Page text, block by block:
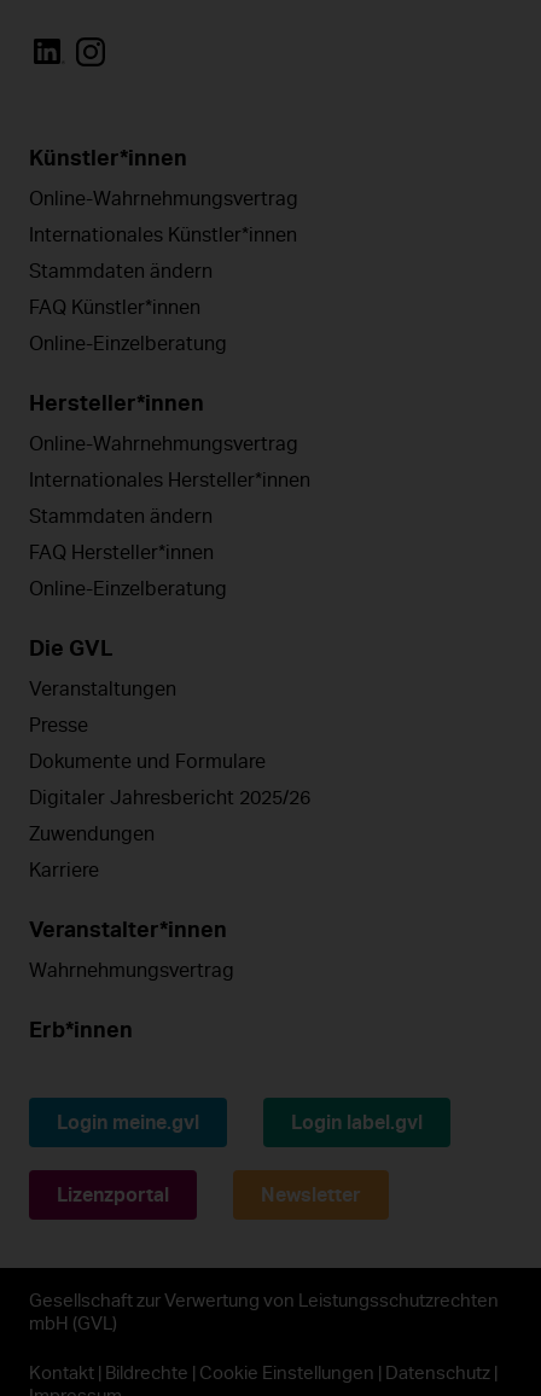
Künstler*innen
Online-Wahrnehmungsvertrag
Internationales Künstler*innen
Stammdaten ändern
FAQ Künstler*innen
Online-Einzelberatung
Hersteller*innen
Online-Wahrnehmungsvertrag
Internationales Hersteller*innen
Stammdaten ändern
FAQ Hersteller*innen
Online-Einzelberatung
Die GVL
Veranstaltungen
Presse
Dokumente und Formulare
Digitaler Jahresbericht 2025/26
Zuwendungen
Karriere
Veranstalter*innen
Wahrnehmungsvertrag
Erb*innen
Login meine.gvl Login label.gvl
Lizenzportal Newsletter
Gesellschaft zur Verwertung von Leistungsschutzrechten
mbH (GVL)
Kontakt Bildrechte Cookie Einstellungen
Datenschutz